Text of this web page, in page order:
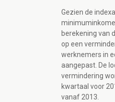
Gezien de
berekening van
op een
werknemers in
aangepast. De
vermindering
kwartaal voor
vanaf 2013.